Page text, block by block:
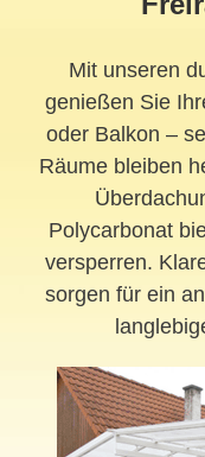
Mit unseren
genießen Sie
oder Balkon –
Räume bleiben
Polycarbonat
versperren.
sorgen für ein